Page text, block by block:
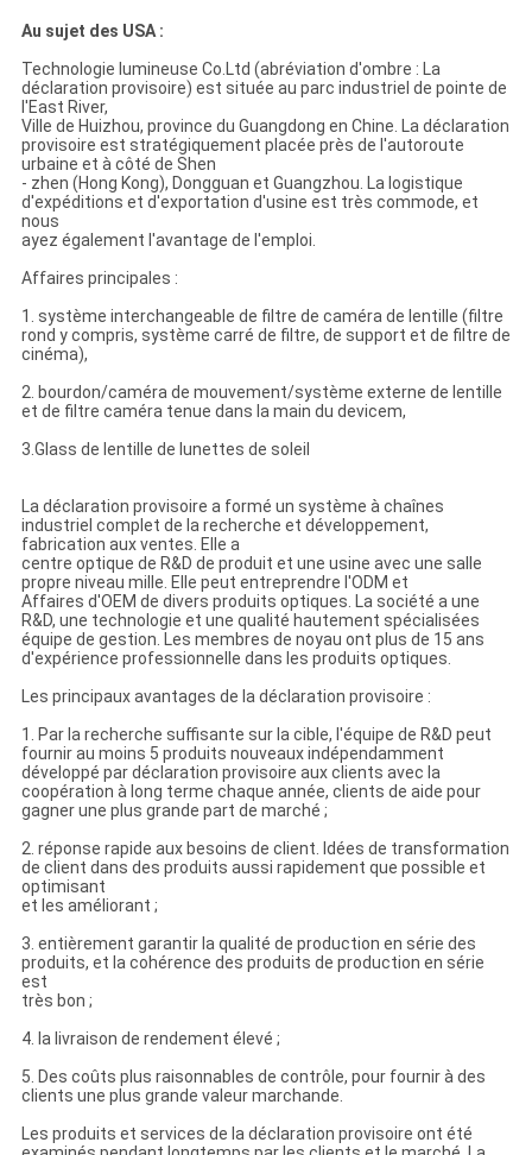
Au sujet des USA :
Technologie lumineuse Co.Ltd (abréviation d'ombre : La
déclaration provisoire) est située au parc industriel de pointe de
l'East River,
Ville de Huizhou, province du Guangdong en Chine. La déclaration
provisoire est stratégiquement placée près de l'autoroute
urbaine et à côté de Shen
- zhen (Hong Kong), Dongguan et Guangzhou. La logistique
d'expéditions et d'exportation d'usine est très commode, et
nous
ayez également l'avantage de l'emploi.
Affaires principales :
1. système interchangeable de filtre de caméra de lentille (filtre
rond y compris, système carré de filtre, de support et de filtre de
cinéma),
2. bourdon/caméra de mouvement/système externe de lentille
et de filtre caméra tenue dans la main du devicem,
3.Glass de lentille de lunettes de soleil
La déclaration provisoire a formé un système à chaînes
industriel complet de la recherche et développement,
fabrication aux ventes. Elle a
centre optique de R&D de produit et une usine avec une salle
propre niveau mille. Elle peut entreprendre l'ODM et
Affaires d'OEM de divers produits optiques. La société a une
R&D, une technologie et une qualité hautement spécialisées
équipe de gestion. Les membres de noyau ont plus de 15 ans
d'expérience professionnelle dans les produits optiques.
Les principaux avantages de la déclaration provisoire :
1. Par la recherche suffisante sur la cible, l'équipe de R&D peut
fournir au moins 5 produits nouveaux indépendamment
développé par déclaration provisoire aux clients avec la
coopération à long terme chaque année, clients de aide pour
gagner une plus grande part de marché ;
2. réponse rapide aux besoins de client. Idées de transformation
de client dans des produits aussi rapidement que possible et
optimisant
et les améliorant ;
3. entièrement garantir la qualité de production en série des
produits, et la cohérence des produits de production en série
est
très bon ;
4. la livraison de rendement élevé ;
5. Des coûts plus raisonnables de contrôle, pour fournir à des
clients une plus grande valeur marchande.
Les produits et services de la déclaration provisoire ont été